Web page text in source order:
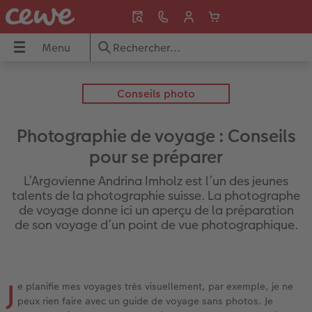
Menu
Menu
Formats
Couvertures
Qualités de papier
Double page panoramique
Tirages photo
Tirage photo encadré
Boîte photo souvenirs
Tirage photo mini
Photo sur toile
Poster Premium
Poster avec design
Porte-poster en bois
Mariage
Naissance
Anniversaire
Invitations
Puzzles photo
Magnets photo
Tasses & Mugs
Décoration
Coques Samsung
Coques Xiaomi
Coques Huawei
Frame Case
Calendriers muraux
Calendriers de bureau
Calendriers agendas
Agendas de poche
pour grands-parents
pour les amoureux
pour enfants
pour les amoureux des animaux
Voyage & vacances
Idées de cadeaux
Décoration murale
Conseils photo
Vacances en Suisse
Vacances balneaires
Croisière
Voyage long courrier
Conseils photo
Photographie de voyage : Conseils
pour se préparer
L’Argovienne Andrina Imholz est l’un des jeunes
talents de la photographie suisse. La photographe
de voyage donne ici un aperçu de la préparation
de son voyage d’un point de vue photographique.
J e planifie mes voyages très visuellement, par exemple, je ne
peux rien faire avec un guide de voyage sans photos. Je